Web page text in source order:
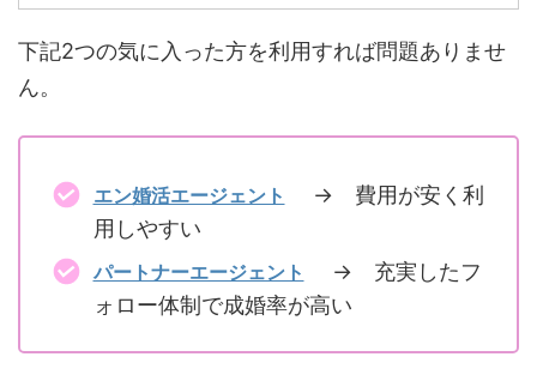
下記2つの気に入った方を利用すれば問題ありませ
ん。
エン婚活エージェント
→ 費用が安く利
用しやすい
パートナーエージェント
→ 充実したフ
ォロー体制で成婚率が高い